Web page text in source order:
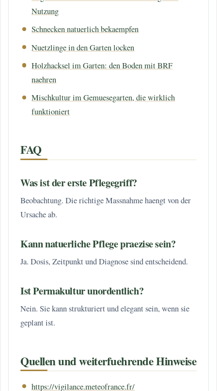
Nutzung
Schnecken natuerlich bekaempfen
Nuetzlinge in den Garten locken
Holzhacksel im Garten: den Boden mit BRF
naehren
Mischkultur im Gemuesegarten, die wirklich
funktioniert
FAQ
Was ist der erste Pflegegriff?
Beobachtung. Die richtige Massnahme haengt von der
Ursache ab.
Kann natuerliche Pflege praezise sein?
Ja. Dosis, Zeitpunkt und Diagnose sind entscheidend.
Ist Permakultur unordentlich?
Nein. Sie kann strukturiert und elegant sein, wenn sie
geplant ist.
Quellen und weiterfuehrende Hinweise
https://vigilance.meteofrance.fr/